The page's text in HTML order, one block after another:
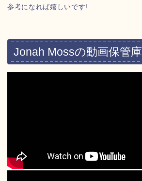
参考になれば嬉しいです!
Jonah Mossの動画保管庫